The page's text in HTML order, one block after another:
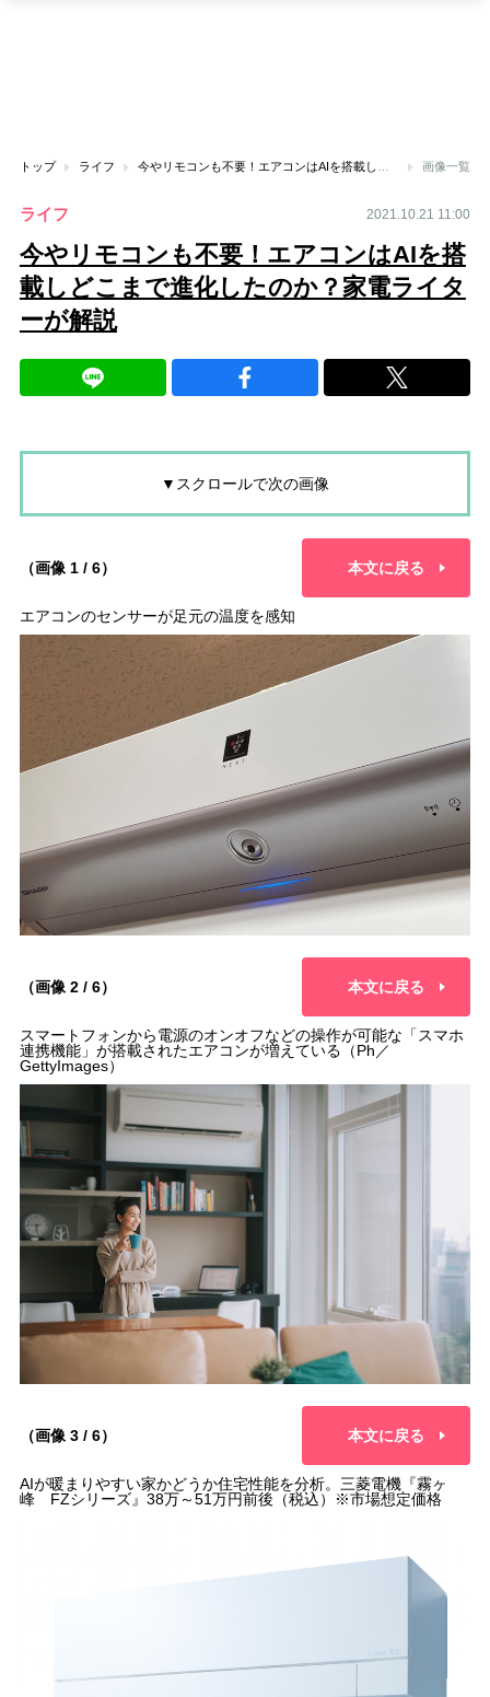
トップ ライフ 画像一覧
ライフ 2021.10.21 11:00
今やリモコンも不要！エアコンはAIを搭
載しどこまで進化したのか？家電ライタ
ーが解説
▼スクロールで次の画像
（画像 1 / 6） 本文に戻る
エアコンのセンサーが足元の温度を感知
（画像 2 / 6） 本文に戻る
スマートフォンから電源のオンオフなどの操作が可能な「スマホ
連携機能」が搭載されたエアコンが増えている（Ph／
GettyImages）
（画像 3 / 6） 本文に戻る
AIが暖まりやすい家かどうか住宅性能を分析。三菱電機『霧ヶ
峰 FZシリーズ』38万～51万円前後（税込）※市場想定価格